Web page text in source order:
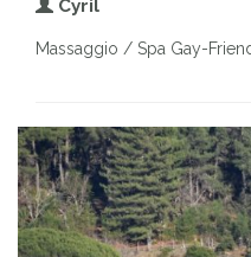
Cyril
Massaggio / Spa Gay-